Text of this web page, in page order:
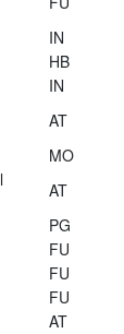
IN
HB
IN
AT
MO
AT
PG
FU
FU
FU
AT